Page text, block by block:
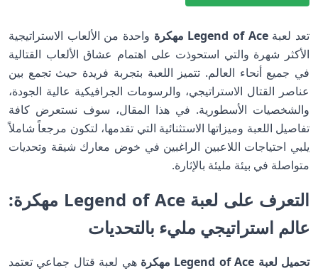
تعد لعبةLegend of Ace مهكرة
واحدة من الألعاب الاستراتيجية
الأكثر شهرة والتي استحوذت على اهتمام عشاق الألعاب القتالية
في جميع أنحاء العالم. تتميز اللعبة بتجربة فريدة حيث تجمع بين
عناصر القتال الاستراتيجي، والرسومات الجرافيكية عالية الجودة،
والشخصيات الأسطورية. في هذا المقال، سوف نستعرض كافة
تفاصيل اللعبة وميزاتها الاستثنائية التي تقدمها، لتكون مرجعاً شاملاً
يلبي احتياجات اللاعبين الراغبين في خوض معارك شيقة وتحديات
متواصلة في بيئة مليئة بالإثارة.
التعرف على لعبة Legend of Ace مهكرة:
عالم استراتيجي مليء بالتحديات
تحميل لعبة Legend of Ace مهكرة
هي لعبة قتال جماعي تعتمد